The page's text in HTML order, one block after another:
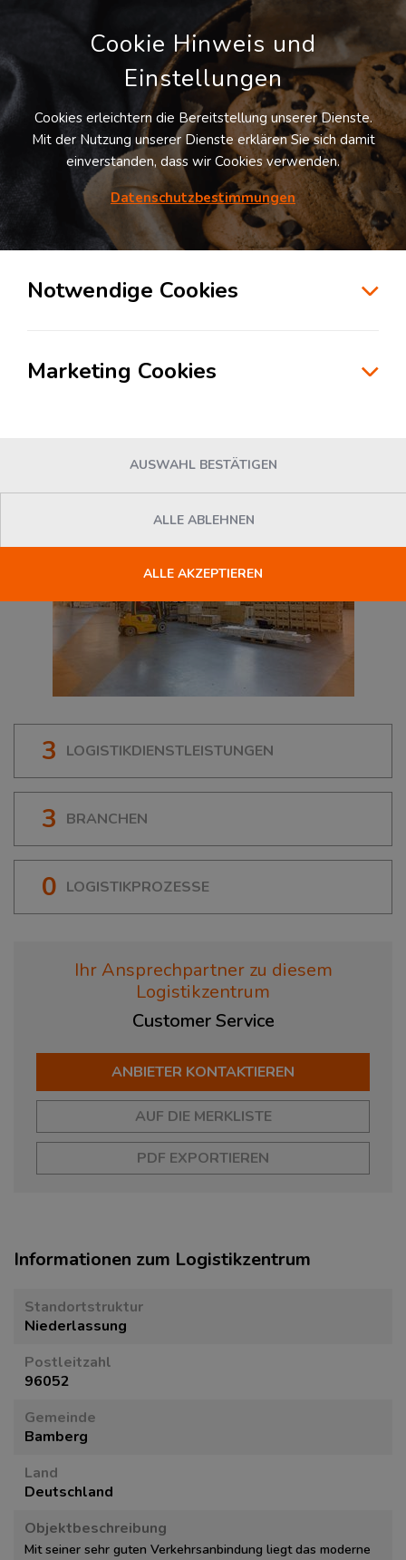
Möchten Sie diesen Suchauftrag
speichern und automatisch über neue
Standorte informiert werden?
der Branche Elektronik & Hightech in
3 LOGISTIKDIENSTLEISTUNGEN
3 BRANCHEN
0 LOGISTIKPROZESSE
Ihr Ansprechpartner zu diesem
Logistikzentrum
Customer Service
ANBIETER KONTAKTIEREN
AUF DIE MERKLISTE
PDF EXPORTIEREN
Informationen zum Logistikzentrum
Standortstruktur
Niederlassung
Postleitzahl
96052
Gemeinde
Bamberg
Land
Deutschland
Objektbeschreibung
Mit seiner sehr guten Verkehrsanbindung liegt das moderne
Cookie Hinweis und
Einstellungen
Cookies erleichtern die Bereitstellung unserer Dienste.
Mit der Nutzung unserer Dienste erklären Sie sich damit
einverstanden, dass wir Cookies verwenden.
Datenschutzbestimmungen
Notwendige Cookies
Marketing Cookies
AUSWAHL BESTÄTIGEN
ALLE ABLEHNEN
ALLE AKZEPTIEREN